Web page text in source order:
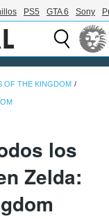
PS5 GTA 6 Sony
OF THE KINGDOM
los
Zelda: